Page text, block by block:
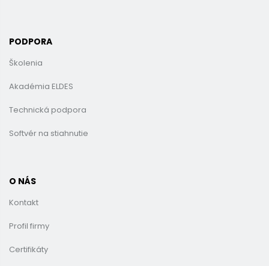
PODPORA
Školenia
Akadémia ELDES
Technická podpora
Softvér na stiahnutie
O NÁS
Kontakt
Profil firmy
Certifikáty